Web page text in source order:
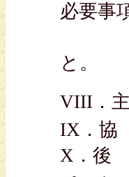
必要事
写真
と。
VIII．
IX．協
X．後